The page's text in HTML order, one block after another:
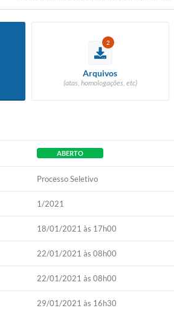
2
Arquivos
(atas, homologações, etc)
ABERTO
Processo Seletivo
1/2021
18/01/2021 às 17h00
22/01/2021 às 08h00
22/01/2021 às 08h00
29/01/2021 às 16h30